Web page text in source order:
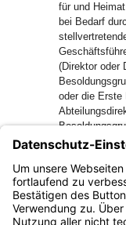
für und
bei Bedarf
(Direktor oder
oder die Erste
sich dabei um
bedeutenden
die Erste
eingestuft ist.